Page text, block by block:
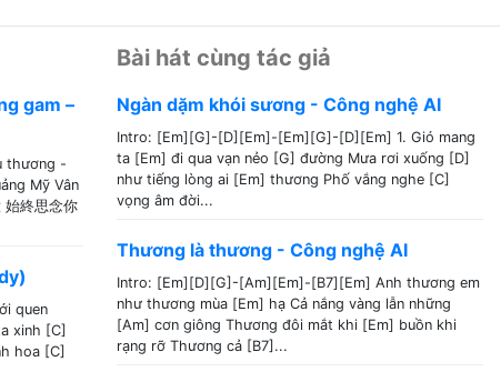
gam –
thương -
Mỹ Vân
始終思念你
quen
xinh [C]
hoa [C]
Bài hát cùng tác giả
Ngàn dặm khói sương - Công nghệ AI
Intro: [Em][G]-[D][Em]-[Em][G]-[D][Em] 1. Gió mang
ta [Em] đi qua vạn nẻo [G] đường Mưa rơi xuống [D]
như tiếng lòng ai [Em] thương Phố vắng nghe [C]
vọng âm đời...
Thương là thương - Công nghệ AI
Intro: [Em][D][G]-[Am][Em]-[B7][Em] Anh thương em
như thương mùa [Em] hạ Cả nắng vàng lẫn những
[Am] cơn giông Thương đôi mắt khi [Em] buồn khi
rạng rỡ Thương cả [B7]...